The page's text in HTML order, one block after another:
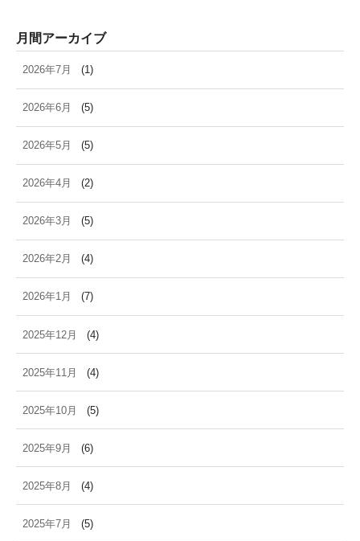
月間アーカイブ
2026年7月 (1)
2026年6月 (5)
2026年5月 (5)
2026年4月 (2)
2026年3月 (5)
2026年2月 (4)
2026年1月 (7)
2025年12月 (4)
2025年11月 (4)
2025年10月 (5)
2025年9月 (6)
2025年8月 (4)
2025年7月 (5)